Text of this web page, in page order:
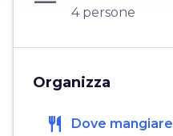
4 persone
Organizza
restaurant Dove mangiare